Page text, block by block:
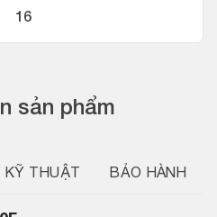
sản phẩm
KỸ THUẬT BẢO HÀNH
16